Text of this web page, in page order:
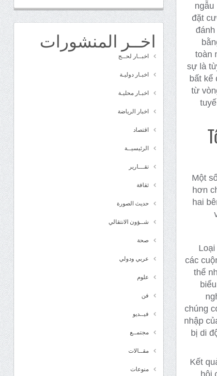
ngẫu
đặt
toàn
sự là
bất kể
từ
Một
hơn
hai
các
thể
chúng
nhập
bị di
Kết
hội
اخــر المنشورات
اخبــار لحــج
اخبـار دوليـة
اخبـار محليـة
اخبار الرياضة
اقتصاد
الرئيسيــة
تقـــارير
ثقافة
حديث الصورة
شــؤون الانتقالي
صحة
عربي ودولي
علوم
فن
فيــديو
مجتمــع
مقــالات
منوعات